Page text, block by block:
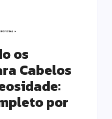
os
Cabelos
por